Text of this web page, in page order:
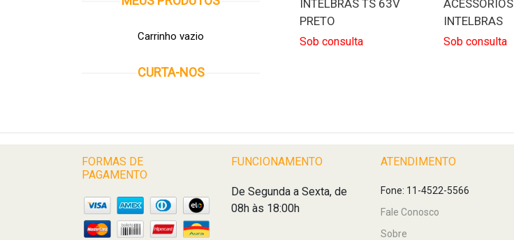
Carrinho vazio
CURTA-NOS
INTELBRAS TS 63V
PRETO
Sob consulta
ACESSORIOS
INTELBRAS
Sob consulta
FORMAS DE
PAGAMENTO
FUNCIONAMENTO
De Segunda a Sexta, de
08h às 18:00h
ATENDIMENTO
Fone: 11-4522-5566
Fale Conosco
Sobre